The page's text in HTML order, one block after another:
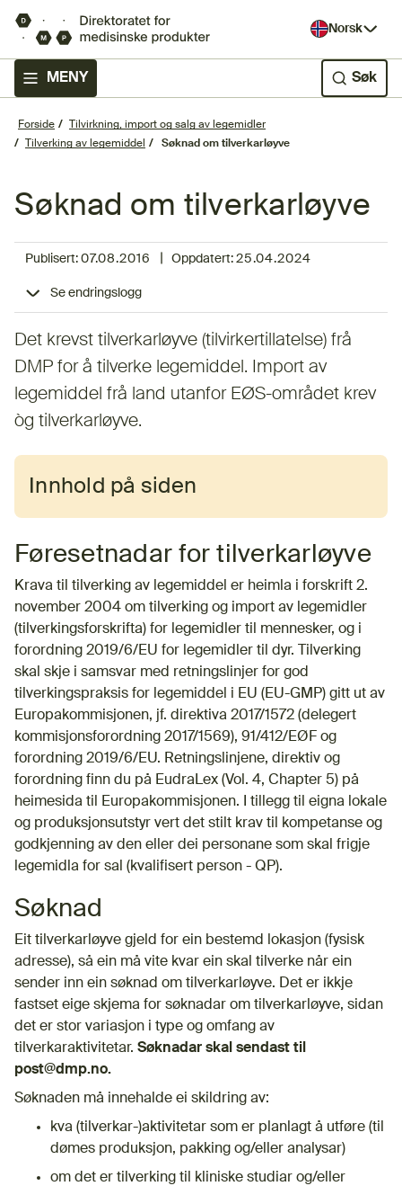
Norsk
MENY Søk
Forside
Tilvirkning, import og salg av legemidler
Tilverking av legemiddel
Søknad om tilverkarløyve
Søknad om tilverkarløyve
Publisert: 07.08.2016 Oppdatert:25.04.2024
Se endringslogg
Det krevst tilverkarløyve (tilvirkertillatelse) frå
DMP for å tilverke legemiddel. Import av
legemiddel frå land utanfor EØS-området krev
òg tilverkarløyve.
Innhold på siden
Føresetnadar for tilverkarløyve
Krava til tilverking av legemiddel er heimla i forskrift 2.
november 2004 om tilverking og import av legemidler
(tilverkingsforskrifta) for legemidler til mennesker, og i
forordning 2019/6/EU for legemidler til dyr. Tilverking
skal skje i samsvar med retningslinjer for god
tilverkingspraksis for legemiddel i EU (EU-GMP) gitt ut av
Europakommisjonen, jf. direktiva 2017/1572 (delegert
kommisjonsforordning 2017/1569), 91/412/EØF og
forordning 2019/6/EU. Retningslinjene, direktiv og
forordning finn du på EudraLex (Vol. 4, Chapter 5) på
heimesida til Europakommisjonen. I tillegg til eigna lokale
og produksjonsutstyr vert det stilt krav til kompetanse og
godkjenning av den eller dei personane som skal frigje
legemidla for sal (kvalifisert person - QP).
Søknad
Eit tilverkarløyve gjeld for ein bestemd lokasjon (fysisk
adresse), så ein må vite kvar ein skal tilverke når ein
sender inn ein søknad om tilverkarløyve. Det er ikkje
fastset eige skjema for søknadar om tilverkarløyve, sidan
det er stor variasjon i type og omfang av
tilverkaraktivitetar. Søknadar skal sendast til
post@dmp.no.
Søknaden må innehalde ei skildring av:
kva (tilverkar-)aktivitetar som er planlagt å utføre (til
dømes produksjon, pakking og/eller analysar)
om det er tilverking til kliniske studiar og/eller